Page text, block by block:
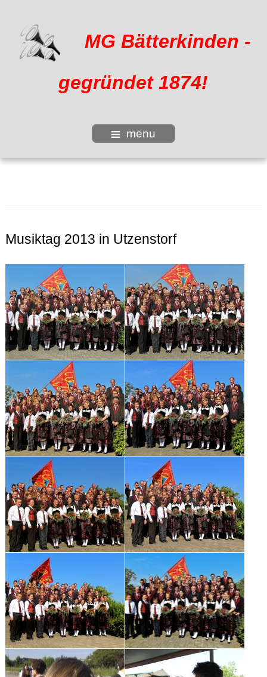
MG Bätterkinden -
gegründet 1874!
menu
Musiktag 2013 in Utzenstorf